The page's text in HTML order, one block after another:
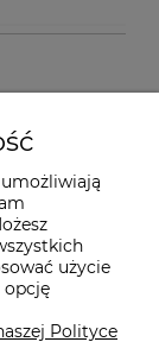
użycie
opcję
Polityce